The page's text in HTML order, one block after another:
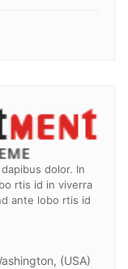
dolor. In
rtis id in viverra
ante lobo rtis id
(USA)